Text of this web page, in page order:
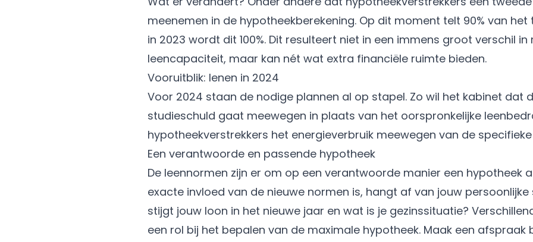
meenemen in de hypotheekberekening. Op dit moment telt 90% van het
in 2023 wordt dit 100%. Dit resulteert niet in een immens groot verschil
leencapaciteit, maar kan nét wat extra financiële ruimte bieden.
Vooruitblik: lenen in 2024
Voor 2024 staan de nodige plannen al op stapel. Zo wil het kabinet dat
studieschuld gaat meewegen in plaats van het oorspronkelijke
hypotheekverstrekkers het energieverbruik meewegen van de
Een verantwoorde en passende hypotheek
De leennormen zijn er om op een verantwoorde manier een hypotheek
exacte invloed van de nieuwe normen is, hangt af van jouw persoonlijke
stijgt jouw loon in het nieuwe jaar en wat is je gezinssituatie?
een rol bij het bepalen van de maximale hypotheek. Maak een afspraak